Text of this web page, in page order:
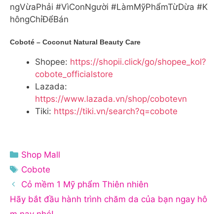
ngVừaPhải #VìConNgười #LàmMỹPhẩmTừDừa #K
hôngChỉĐểBán
Coboté – Coconut Natural Beauty Care
Shopee: https://shopii.click/go/shopee_kol?
cobote_officialstore
Lazada:
https://www.lazada.vn/shop/cobotevn
Tiki: https://tiki.vn/search?q=cobote
Danh
mục
Shop Mall
Thẻ
Cobote
Cỏ mềm 1 Mỹ phẩm Thiên nhiên
Hãy bắt đầu hành trình chăm da của bạn ngay hô